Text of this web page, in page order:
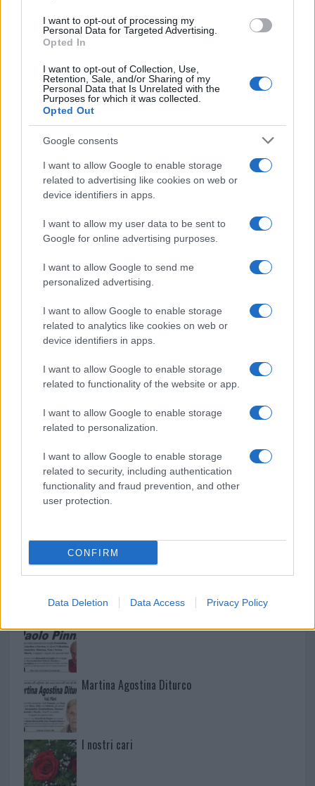
I want to opt-out of processing my
Personal Data for Targeted Advertising.
Opted In
I want to opt-out of Collection, Use,
Retention, Sale, and/or Sharing of my
Personal Data that Is Unrelated with the
Purposes for which it was collected.
Opted Out
Google consents
I want to allow Google to enable storage
related to advertising like cookies on web or
device identifiers in apps.
I want to allow my user data to be sent to
Google for online advertising purposes.
I want to allow Google to send me
personalized advertising.
I want to allow Google to enable storage
related to analytics like cookies on web or
device identifiers in apps.
I want to allow Google to enable storage
related to functionality of the website or app.
I want to allow Google to enable storage
related to personalization.
I want to allow Google to enable storage
related to security, including authentication
functionality and fraud prevention, and other
user protection.
CONFIRM
Data Deletion Data Access Privacy Policy
Michelle Hunziker in Gallura, bella anche dal
vivo: un amico vip svela come fa
Calangianus, dopo le polemiche il centro
accoglienza minori chiude
Olbia, divieto di sosta contro spaccio e degrado:
esplode la protesta
Pausa caffè impeccabile: come scegliere la
soluzione ideale per la casa e l’ufficio
Monte Pino, la fine di un lungo dolore: storia e
rinascita della strada che segnò la Gallura
Raid nelle campagne di Berchidda, rischio per
la rete elettrica
Mario Malu
Paolo Pinna
Martina Agostina Diturco
I nostri cari